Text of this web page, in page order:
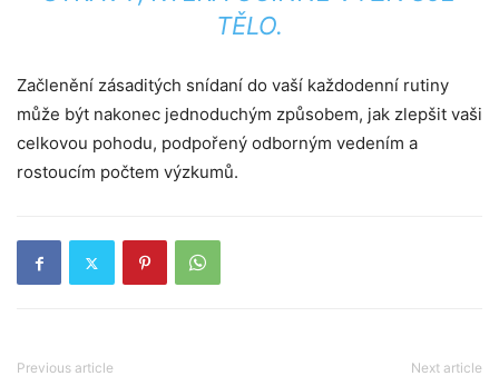
TĚLO.
Začlenění zásaditých snídaní do vaší každodenní rutiny
může být nakonec jednoduchým způsobem, jak zlepšit vaši
celkovou pohodu, podpořený odborným vedením a
rostoucím počtem výzkumů.
Previous article Next article